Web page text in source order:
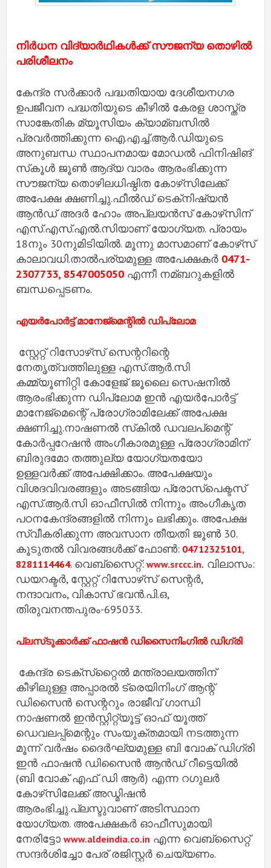
നിര്‍ധന വിദ്യാര്‍ഥികള്‍ക്ക് സൗജന്യ തൊഴില്‍
പരിശീലനം
കേന്ദ്ര സര്‍ക്കാര്‍ പദ്ധതിയായ ദേശീയനഗര
ഉപജീവന പദ്ധതിയുടെ കീഴില്‍ കേരള ശാസ്ത്ര
സാങ്കേതിക മ്യൂസിയം ക്യാമ്ബസില്‍
പ്രവര്‍ത്തിക്കുന്ന ഐ.എച്ച്‌.ആര്‍.ഡിയുടെ
അനുബന്ധ സ്ഥാപനമായ മോഡല്‍ ഫിനിഷിങ്
സ്‌കൂള്‍ ജൂണ്‍ ആദ്യ വാരം ആരംഭിക്കുന്ന
സൗജന്യ തൊഴിലധിഷ്ഠിത കോഴ്‌സിലേക്ക്
അപേക്ഷ ക്ഷണിച്ചു.ഫീല്‍ഡ് ടെക്‌നിഷ്യന്‍
ആന്‍ഡ് അദര്‍ ഹോം അപ്ലയന്‍സ് കോഴ്‌സിന്
എസ്.എസ്.എല്‍.സിയാണ് യോഗ്യത. പ്രായം
18നും 30നുമിടിയില്‍. മൂന്നു മാസമാണ് കോഴ്‌സ്
കാലാവധി.താല്‍പര്യമുള്ള അപേക്ഷകര്‍ 0471-
2307733, 8547005050 എന്നീ നമ്ബറുകളില്‍
ബന്ധപ്പെടണം.
എയര്‍പോര്‍ട്ട് മാനേജ്‌മെന്റില്‍ ഡിപ്ലോമ
സ്റ്റേറ്റ് റിസോഴ്‌സ് സെന്ററിന്റെ
നേതൃത്വത്തിലുള്ള എസ്.ആര്‍.സി
കമ്മ്യൂണിറ്റി കോളേജ് ജൂലൈ സെഷനില്‍
ആരംഭിക്കുന്ന ഡിപ്ലോമ ഇന്‍ എയര്‍പോര്‍ട്ട്
മാനേജ്‌മെന്റെ് പ്രോഗ്രാമിലേക്ക് അപേക്ഷ
ക്ഷണിച്ചു.നാഷണല്‍ സ്‌കില്‍ ഡവലപ്‌മെന്റ്
കോര്‍പ്പറേഷന്‍ അംഗീകാരമുള്ള പ്രോഗ്രാമിന്
ബിരുദമോ തത്തുല്യ യോഗ്യതയോ
ഉള്ളവര്‍ക്ക് അപേക്ഷിക്കാം. അപേക്ഷയും
വിശദവിവരങ്ങളും അടങ്ങിയ പ്രോസ്‌പെക്ടസ്
എസ്.ആര്‍.സി ഓഫീസില്‍ നിന്നും അംഗീകൃത
പഠനകേന്ദ്രങ്ങളില്‍ നിന്നും ലഭിക്കും. അപേക്ഷ
സ്വീകരിക്കുന്ന അവസാന തീയതി ജൂണ്‍ 30.
കൂടുതല്‍ വിവരങ്ങള്‍ക്ക് ഫോണ്‍: 04712325101,
8281114464. വെബ്‌സൈറ്റ്: www.srccc.in. വിലാസം:
ഡയറക്ടര്‍, സ്റ്റേറ്റ് റിസോഴ്‌സ് സെന്റര്‍,
നന്ദാവനം, വികാസ് ഭവന്‍.പി.ഒ,
തിരുവനന്തപുരം-695033.
പ്ലസ്‌ടുക്കാർക്ക് ഫാഷന്‍ ഡിസൈനിംഗില്‍ ഡിഗ്രി
കേന്ദ്ര ടെക്‌സ്‌റ്റൈല്‍ മന്ത്രാലയത്തിന്
കീഴിലുള്ള അപ്പാരല്‍ ട്രെയിനിംഗ് ആന്റ്
ഡിസൈന്‍ സെന്ററും രാജീവ് ഗാന്ധി
നാഷണല്‍ ഇന്‍സ്റ്റിറ്റ്യൂട്ട് ഓഫ് യൂത്ത്
ഡെവലപ്പ്‌മെന്റും സംയുക്തമായി നടത്തുന്ന
മൂന്ന് വര്‍ഷം ദൈര്‍ഘ്യമുള്ള ബി വോക് ഡിഗ്രി
ഇന്‍ ഫാഷന്‍ ഡിസൈന്‍ ആന്‍ഡ് റീട്ടെയില്‍
(ബി വോക് എഫ് ഡി ആര്‍) എന്ന റഗുലര്‍
കോഴ്‌സിലേക്ക് അഡ്മിഷന്‍
ആരംഭിച്ചു.പ്ലസ്ടുവാണ് അടിസ്ഥാന
യോഗ്യത. അപേക്ഷകര്‍ ഓഫീസുമായി
നേരിട്ടോ www.aldeindia.co.in എന്ന വെബ്‌സൈറ്റ്
സന്ദര്‍ശിച്ചോ പേര് രജിസ്റ്റര്‍ ചെയ്യണം.